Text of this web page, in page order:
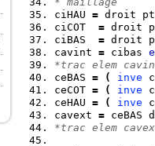
ciHAU = droit
ciCOT = droit
ciBAS = droit
cavint = cibas
*trac elem
ceBAS = ( inve
ceCOT = ( inve
ceHAU = ( inve
cavext =
*trac elem